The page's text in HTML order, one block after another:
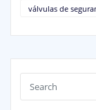
válvulas de